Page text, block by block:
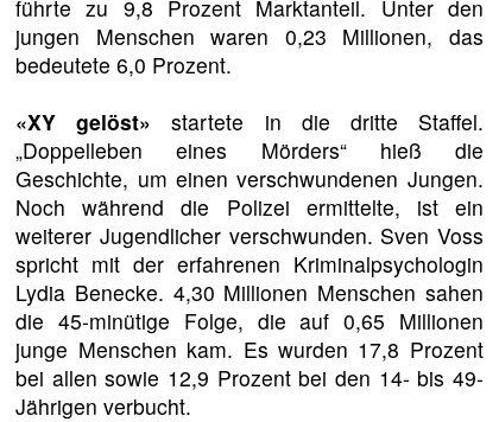
führte zu 9,8 Prozent Marktanteil. Unter den
jungen Menschen waren 0,23 Millionen, das
bedeutete 6,0 Prozent.
«XY gelöst» startete in die dritte Staffel.
„Doppelleben eines Mörders“ hieß die
Geschichte, um einen verschwundenen Jungen.
Noch während die Polizei ermittelte, ist ein
weiterer Jugendlicher verschwunden. Sven Voss
spricht mit der erfahrenen Kriminalpsychologin
Lydia Benecke. 4,30 Millionen Menschen sahen
die 45-minütige Folge, die auf 0,65 Millionen
junge Menschen kam. Es wurden 17,8 Prozent
bei allen sowie 12,9 Prozent bei den 14- bis 49-
Jährigen verbucht.